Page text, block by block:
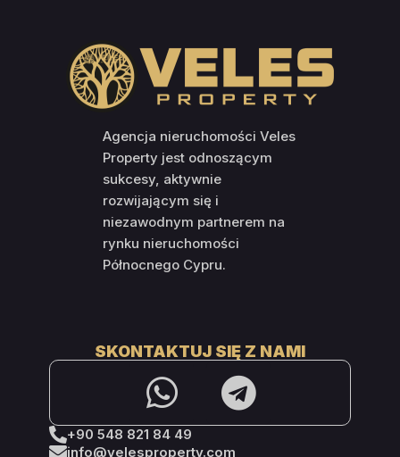
Agencja nieruchomości Veles
Property jest odnoszącym
sukcesy, aktywnie
rozwijającym się i
niezawodnym partnerem na
rynku nieruchomości
Północnego Cypru.
SKONTAKTUJ SIĘ Z NAMI
+90 548 821 84 49
info@velesproperty.com